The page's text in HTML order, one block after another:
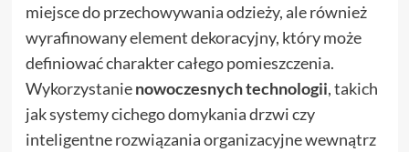
miejsce do przechowywania odzieży, ale również
wyrafinowany element dekoracyjny, który może
definiować charakter całego pomieszczenia.
Wykorzystanienowoczesnych technologii, takich
jak systemy cichego domykania drzwi czy
inteligentne rozwiązania organizacyjne wewnątrz